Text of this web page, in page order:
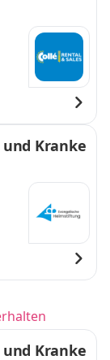
Kranke
Kranke